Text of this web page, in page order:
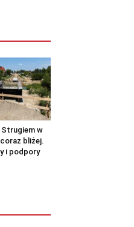
Strugiem w
bliżej.
i podpory